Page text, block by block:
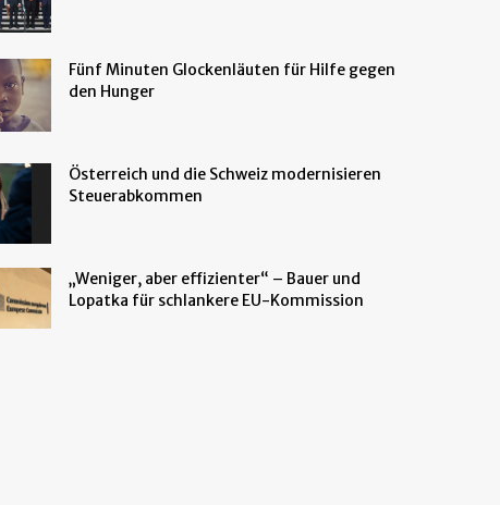
Fünf Minuten Glockenläuten für Hilfe gegen
den Hunger
Österreich und die Schweiz modernisieren
Steuerabkommen
„Weniger, aber effizienter“ – Bauer und
Lopatka für schlankere EU-Kommission